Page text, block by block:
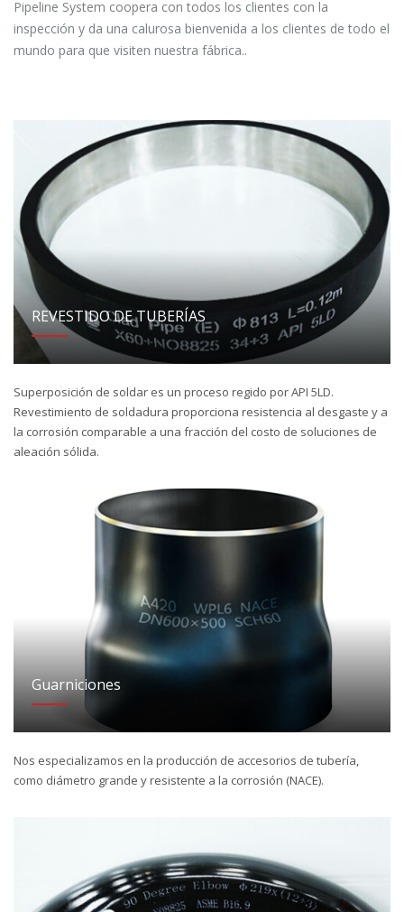
Pipeline System coopera con todos los clientes con la
inspección y da una calurosa bienvenida a los clientes de todo el
mundo para que visiten nuestra fábrica..
REVESTIDO DE TUBERÍAS
Superposición de soldar es un proceso regido por API 5LD.
Revestimiento de soldadura proporciona resistencia al desgaste y a
la corrosión comparable a una fracción del costo de soluciones de
aleación sólida.
Guarniciones
Nos especializamos en la producción de accesorios de tubería,
como diámetro grande y resistente a la corrosión (NACE).